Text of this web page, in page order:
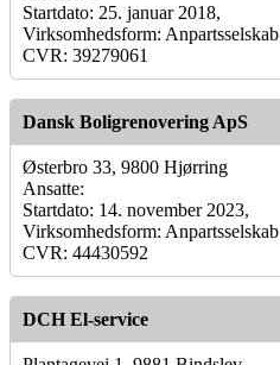
Startdato: 25. januar 2018,
Virksomhedsform: Anpartsselskab
CVR: 39279061
Dansk Boligrenovering ApS
Østerbro 33, 9800 Hjørring
Ansatte:
Startdato: 14. november 2023,
Virksomhedsform: Anpartsselskab
CVR: 44430592
DCH El-service